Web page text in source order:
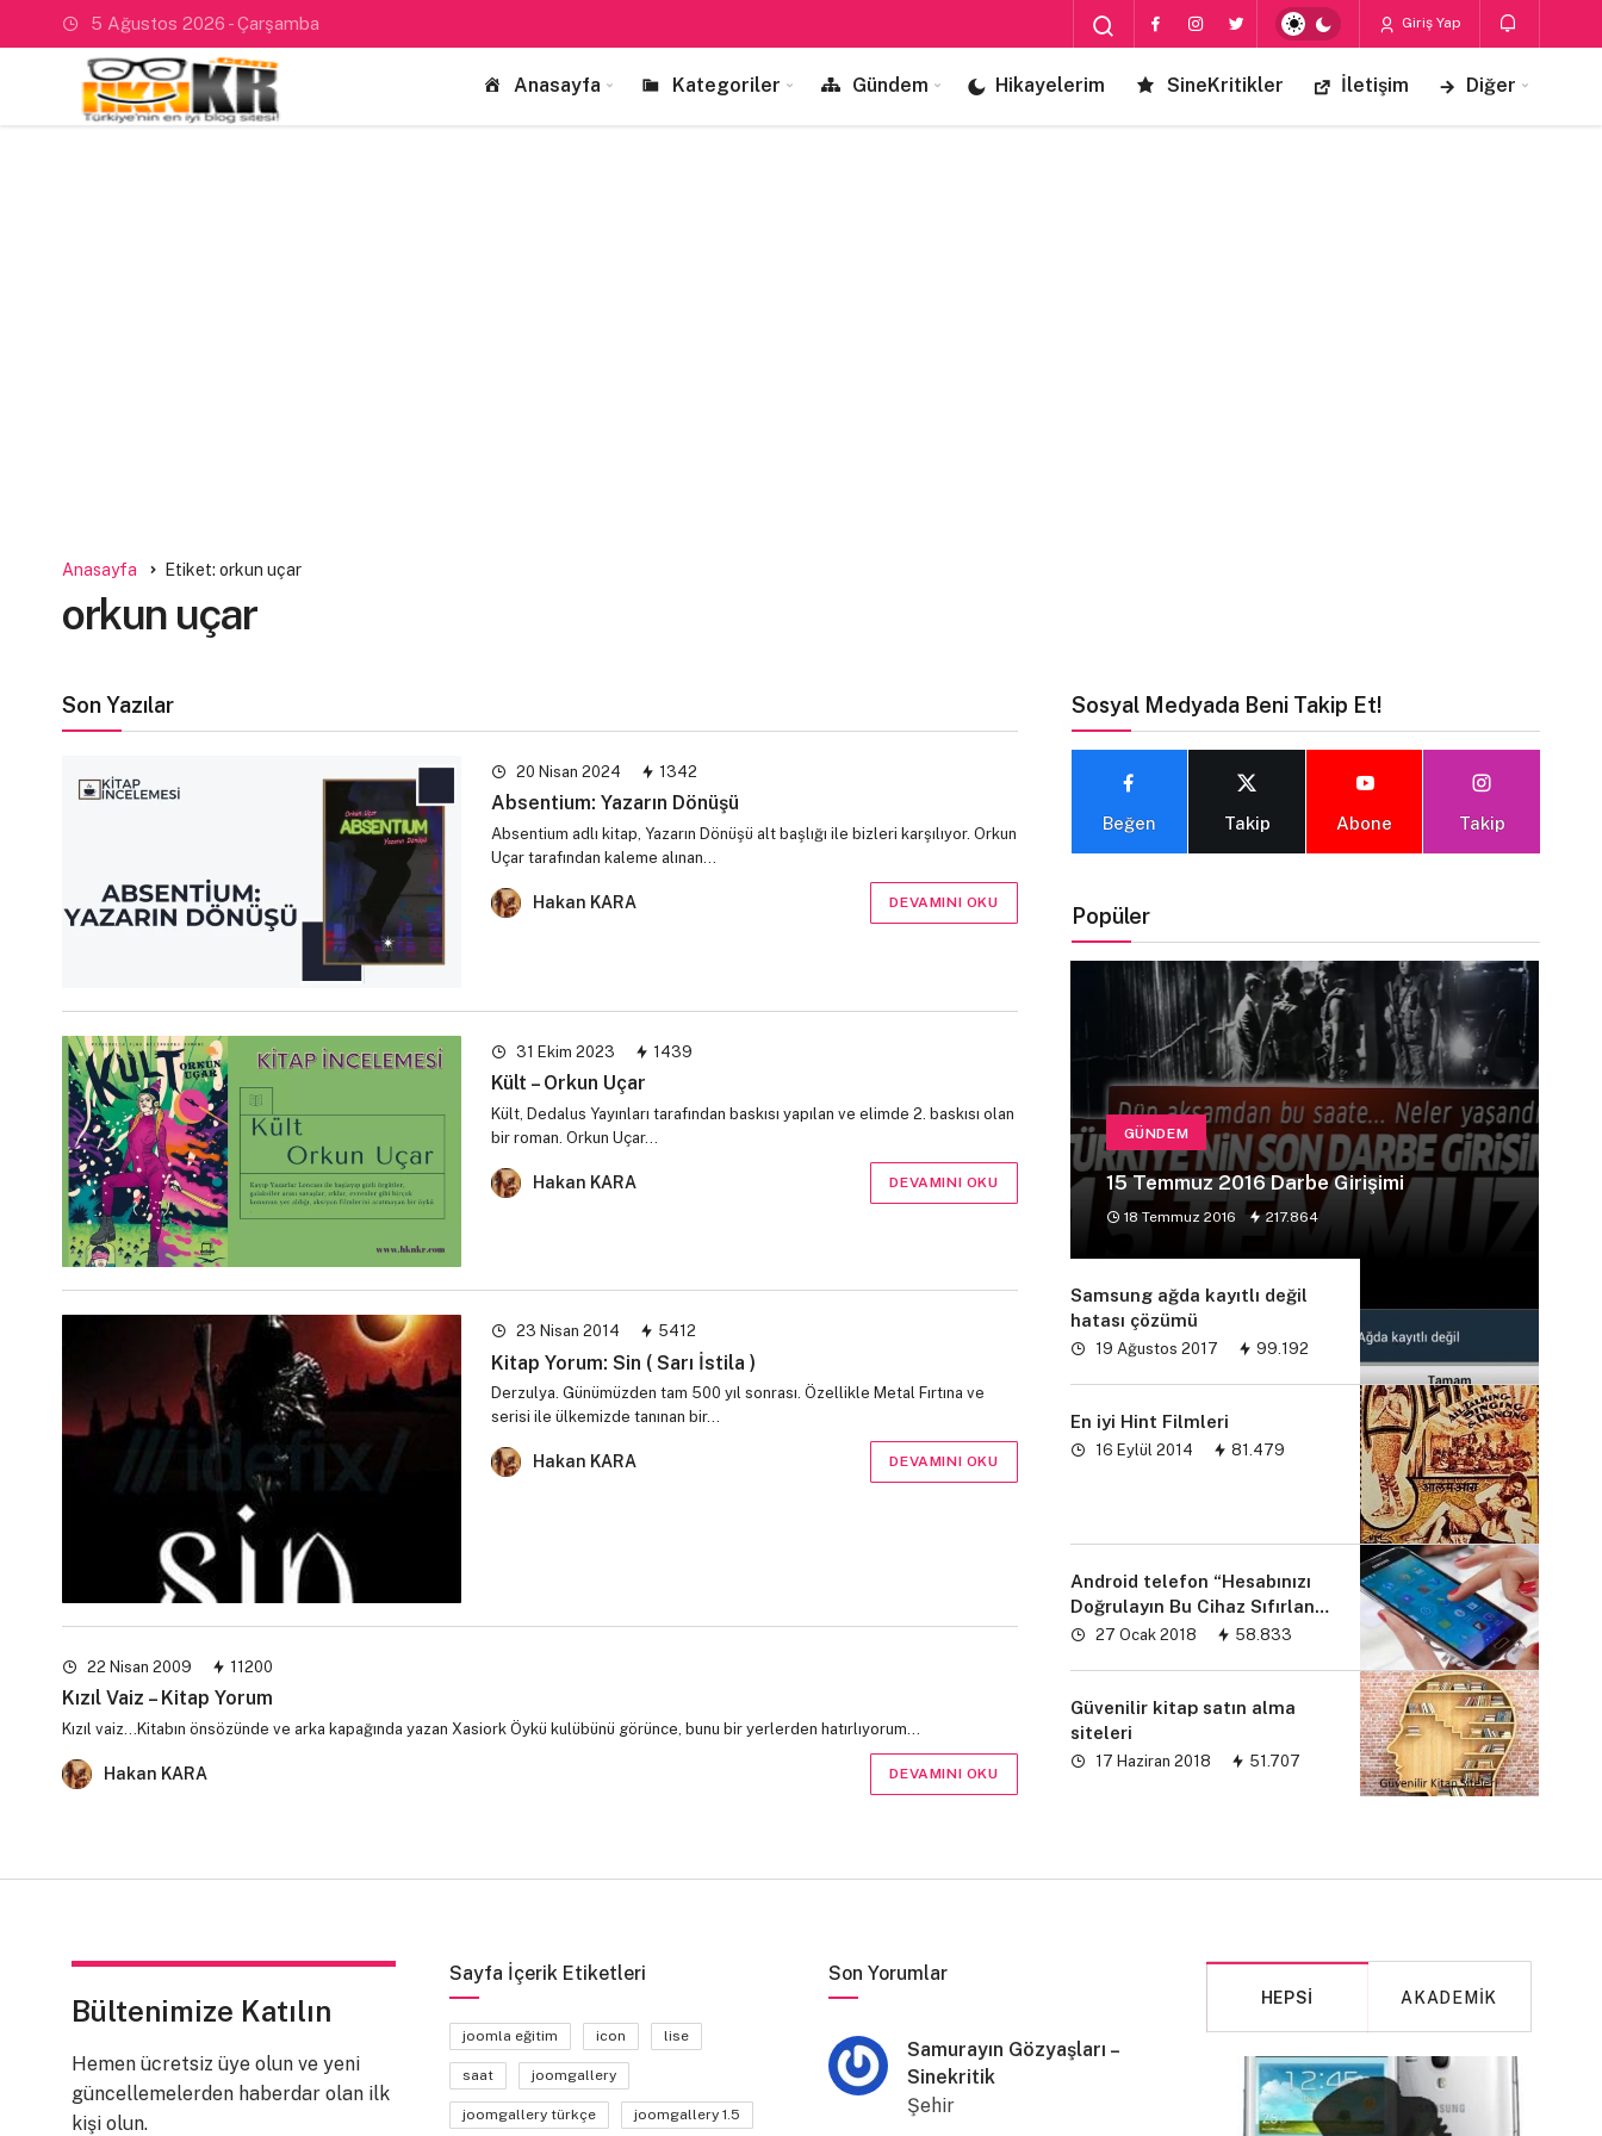
5 Ağustos 2026 - Çarşamba Giriş Yap
Anasayfa Kategoriler Gündem Hikayelerim SineKritikler İletişim Diğer
Anasayfa Etiket: orkun uçar
orkun uçar
Son Yazılar
20 Nisan 2024 1342
Absentium: Yazarın Dönüşü
Absentium adlı kitap, Yazarın Dönüşü alt başlığı ile bizleri karşılıyor. Orkun
Uçar tarafından kaleme alınan…
Hakan KARA DEVAMINI OKU
31 Ekim 2023 1439
Kült – Orkun Uçar
Kült, Dedalus Yayınları tarafından baskısı yapılan ve elimde 2. baskısı olan
bir roman. Orkun Uçar…
Hakan KARA DEVAMINI OKU
23 Nisan 2014 5412
Kitap Yorum: Sin ( Sarı İstila )
Derzulya. Günümüzden tam 500 yıl sonrası. Özellikle Metal Fırtına ve
serisi ile ülkemizde tanınan bir…
Hakan KARA DEVAMINI OKU
22 Nisan 2009 11200
Kızıl Vaiz – Kitap Yorum
Kızıl vaiz…Kitabın önsözünde ve arka kapağında yazan Xasiork Öykü kulübünü görünce, bunu bir yerlerden hatırlıyorum…
Hakan KARA DEVAMINI OKU
Sosyal Medyada Beni Takip Et!
Beğen Takip Abone Takip
Popüler
GÜNDEM
15 Temmuz 2016 Darbe Girişimi
18 Temmuz 2016 217.864
Samsung ağda kayıtlı değil
hatası çözümü
19 Ağustos 2017 99.192
En iyi Hint Filmleri
16 Eylül 2014 81.479
Android telefon “Hesabınızı
Doğrulayın Bu Cihaz Sıfırlandı
sorunu” çözümü
27 Ocak 2018 58.833
Güvenilir kitap satın alma
siteleri
17 Haziran 2018 51.707
Bültenimize Katılın
Hemen ücretsiz üye olun ve yeni
güncellemelerden haberdar olan ilk
kişi olun.
Sayfa İçerik Etiketleri
joomla eğitim icon lise
saat joomgallery
joomgallery türkçe joomgallery 1.5
Son Yorumlar
Samurayın Gözyaşları –
Sinekritik
Şehir
HEPSI AKADEMIK
MAKALE